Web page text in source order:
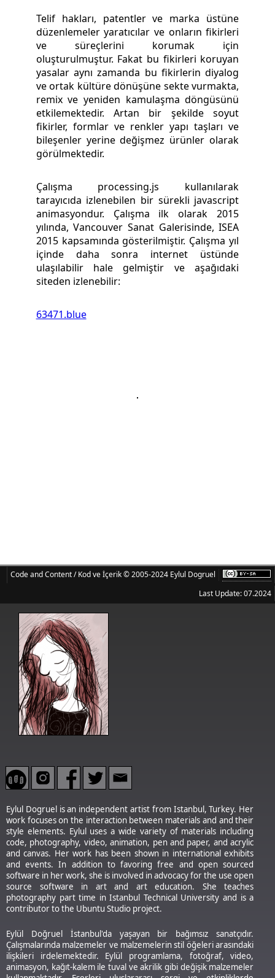
Telif hakları, patentler ve marka üstüne
düzenlemeler yaratıcılar ve onların fikirleri
ve süreçlerini korumak için
oluşturulmuştur. Fakat bu fikirleri koruyan
yasalar aynı zamanda bu fikirlerin diyalog
ve ortak kültüre dönüşüne sekte vurmakta,
remix ve yeniden kamulaşma döngüsünü
etkilemektedir. Artan bir şekilde soyut
fikirler, formlar ve renkler yapı taşları ve
bileşenler yerine değişmez ürünler olarak
görülmektedir.
Çalışma processing.js kullanılarak
tarayıcıda izlenebilen bir sürekli javascript
animasyondur. Çalışma ilk olarak 2015
yılında, Vancouver Sanat Galerisinde, ISEA
2015 kapsamında gösterilmiştir. Çalışma yıl
içinde daha sonra internet üstünde
ulaşılabilir hale gelmiştir ve aşağıdaki
siteden izlenebilir:
63471.blue
Code and Content / Kod ve İçerik © 2005-2024 Eylul Dogruel
Last Update: 07.2024
Eylul Dogruel is an independent artist from Istanbul, Turkey. Her
work focuses on the interaction between materials and and their
style elements. Eylul uses a wide variety of materials including
code, photography, video, animation, pen and paper, and acrylic
and canvas. Her work has been shown in international exhibits
and events. In addition to favoring free and open sourced
software in her work, she is involved in advocacy for the use open
source software in art and art education. She teaches
photography part time in Istanbul Technical University and is a
contributor to the Ubuntu Studio project.
Eylül Doğruel İstanbul'da yaşayan bir bağımsız sanatçıdır.
Çalışmalarında malzemeler ve malzemelerin stil öğeleri arasındaki
ilişkileri irdelemektedir. Eylül programlama, fotoğraf, video,
animasyon, kağıt-kalem ile tuval ve akrilik gibi değişik malzemeler